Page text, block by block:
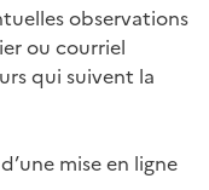
observations
ou courriel
qui suivent la
mise en ligne